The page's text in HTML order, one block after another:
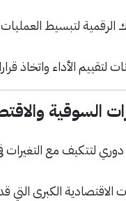
الرقمية لتبسيط
لتقييم الأداء واتخاذ
السوقية
لتتكيف مع التغيرات
الاقتصادية الكبرى التي